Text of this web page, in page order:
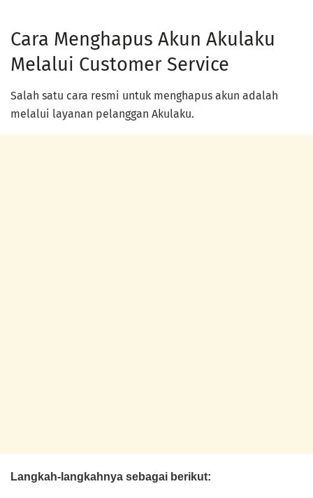
Cara Menghapus Akun Akulaku
Melalui Customer Service
Salah satu cara resmi untuk menghapus akun adalah
melalui layanan pelanggan Akulaku.
Langkah-langkahnya sebagai berikut: